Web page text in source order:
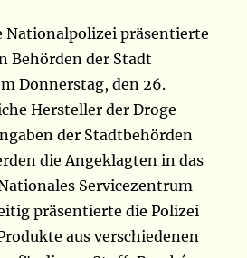
Nationalpolizei präsentierte
Behörden der Stadt
Donnerstag, den 26.
Hersteller der Droge
der Stadtbehörden
die Angeklagten in das
Servicezentrum
präsentierte die Polizei
aus verschiedenen